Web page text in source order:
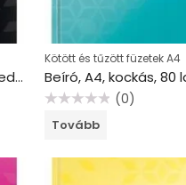
Beíró, A4, kockás, 80 lap, keményfedeles, LEITZ “Wow”, fekete
Kötött és tűzött füzetek A4
(0)
Tovább